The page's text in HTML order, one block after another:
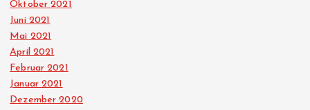
Oktober 2021
Juni 2021
Mai 2021
April 2021
Februar 2021
Januar 2021
Dezember 2020